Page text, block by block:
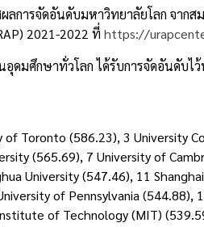
การจัดอันดับมหาวิทยาลัยโลก จาก
2021-2022 ที่ https://
ดมศึกษาทั่วโลก ได้รับการจัดอันดั
of Toronto (586.23), 3 University
(565.69), 7 University of
University (547.46), 11
of Pennsylvania
of Technology (MIT)